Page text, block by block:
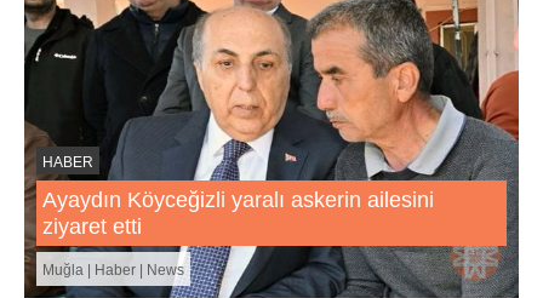
HABER
Ayaydın Köyceğizli yaralı askerin ailesini
ziyaret etti
Muğla | Haber | News